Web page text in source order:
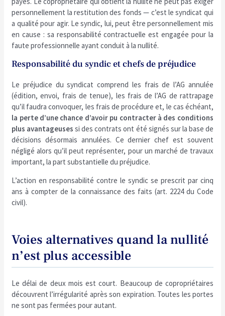
personnellement la restitution des fonds — c’est le syndicat qui
a qualité pour agir. Le syndic, lui, peut être personnellement mis
en cause : sa responsabilité contractuelle est engagée pour la
faute professionnelle ayant conduit à la nullité.
Responsabilité du syndic et chefs de préjudice
Le préjudice du syndicat comprend les frais de l’AG annulée
(édition, envoi, frais de tenue), les frais de l’AG de rattrapage
qu’il faudra convoquer, les frais de procédure et, le cas échéant,
la perte d’une chance d’avoir pu contracter à des conditions
plus avantageuses si des contrats ont été signés sur la base de
décisions désormais annulées. Ce dernier chef est souvent
négligé alors qu’il peut représenter, pour un marché de travaux
important, la part substantielle du préjudice.
L’action en responsabilité contre le syndic se prescrit par cinq
ans à compter de la connaissance des faits (art. 2224 du Code
civil).
Voies alternatives quand la nullité
n’est plus accessible
Le délai de deux mois est court. Beaucoup de copropriétaires
découvrent l’irrégularité après son expiration. Toutes les portes
ne sont pas fermées pour autant.